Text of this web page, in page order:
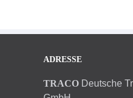
ADRESSE
TRACO Deutsche